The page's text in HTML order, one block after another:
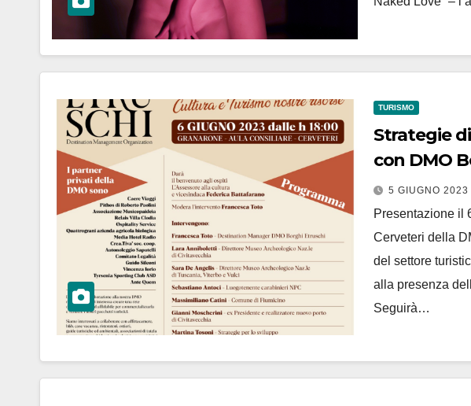
TURISMO
Strategie
con DMO
5 GIUGNO 2023
Presentazione il
Cerveteri della
del settore
alla presenza
Seguirà…